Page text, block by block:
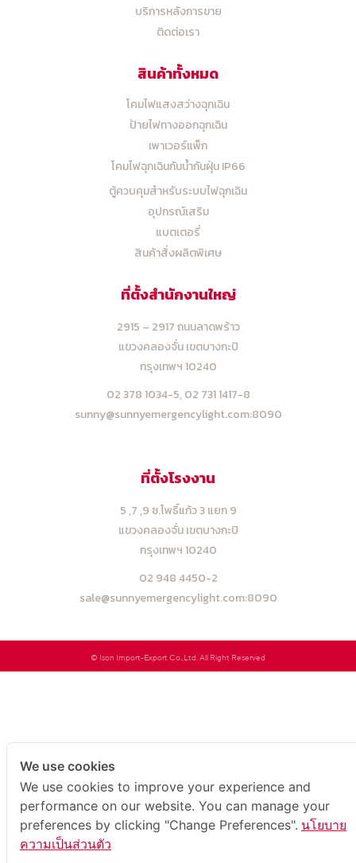
บริการหลังการขาย
ติดต่อเรา
สินค้าทั้งหมด
โคมไฟแสงสว่างฉุกเฉิน
ป้ายไฟทางออกฉุกเฉิน
เพาเวอร์แพ็ก
โคมไฟฉุกเฉินกันน้ำกันฝุ่น IP66
ตู้ควบคุมสำหรับระบบไฟฉุกเฉิน
อุปกรณ์เสริม
แบตเตอรี่
สินค้าสั่งผลิตพิเศษ
ที่ตั้งสำนักงานใหญ่
2915 – 2917 ถนนลาดพร้าว
แขวงคลองจั่น เขตบางกะปิ
กรุงเทพฯ 10240
02 378 1034-5, 02 731 1417-8
sunny@sunnyemergencylight.com:8090
ที่ตั้งโรงงาน
5 ,7 ,9 ซ.โพธิ์แก้ว 3 แยก 9
แขวงคลองจั่น เขตบางกะปิ
กรุงเทพฯ 10240
02 948 4450-2
sale@sunnyemergencylight.com:8090
© Ison Import-Export Co.,Ltd. All Right Reserved
We use cookies
We use cookies to improve your experience and
performance on our website. You can manage your
preferences by clicking "Change Preferences". นโยบาย
ความเป็นส่วนตัว